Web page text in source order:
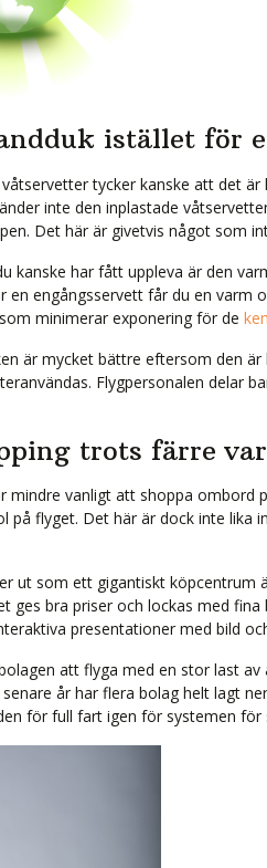
istället för
tycker kanske att det
inte den inplastade
Det här är givetvis något som
kanske har fått uppleva är den
en engångsservett får du en varm
minimerar exponering för de
är mycket bättre eftersom den
Flygpersonalen delar
trots färre
mindre vanligt att shoppa ombord
på flyget. Det här är dock inte lika
ut som ett gigantiskt
ges bra priser och lockas med
presentationer med bild
att flyga med en stor last
år har flera bolag helt lagt
för full fart igen för systemen